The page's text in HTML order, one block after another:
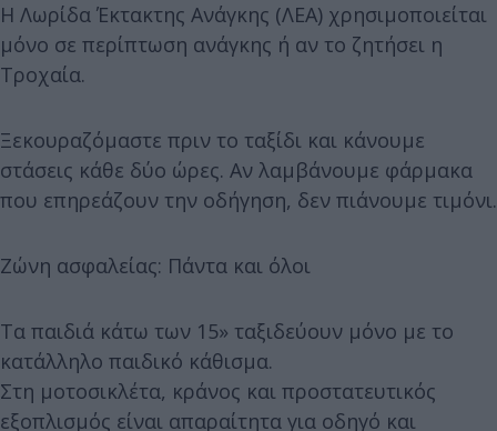
Η Λωρίδα Έκτακτης Ανάγκης (ΛΕΑ) χρησιμοποιείται
μόνο σε περίπτωση ανάγκης ή αν το ζητήσει η
Τροχαία.
Ξεκουραζόμαστε πριν το ταξίδι και κάνουμε
στάσεις κάθε δύο ώρες. Αν λαμβάνουμε φάρμακα
που επηρεάζουν την οδήγηση, δεν πιάνουμε τιμόνι.
Ζώνη ασφαλείας: Πάντα και όλοι
Τα παιδιά κάτω των 15» ταξιδεύουν μόνο με το
κατάλληλο παιδικό κάθισμα.
Στη μοτοσικλέτα, κράνος και προστατευτικός
εξοπλισμός είναι απαραίτητα για οδηγό και